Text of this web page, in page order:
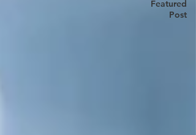
Featured
Post